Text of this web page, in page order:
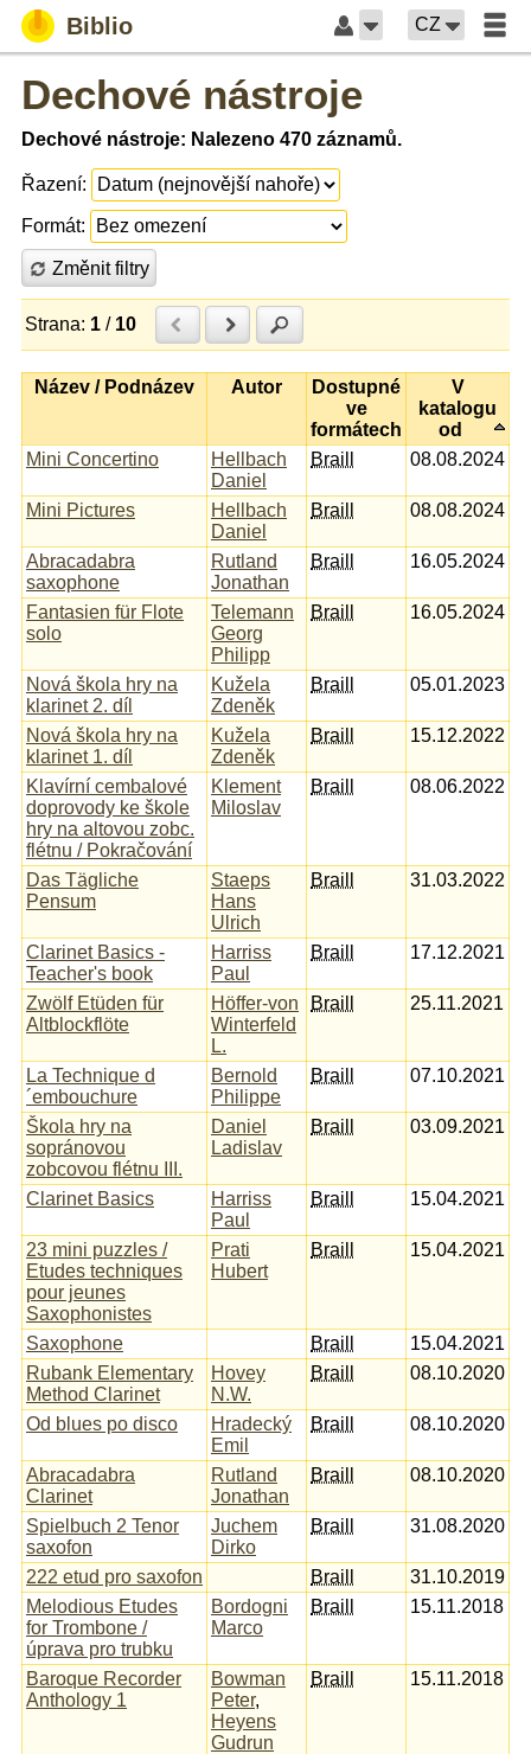
Biblio CZ
Dechové nástroje
Dechové nástroje: Nalezeno 470 záznamů.
Řazení:
Formát:
Změnit filtry
Strana: 1 / 10 Předchozí
Další
Název / Podnázev Autor
Dostupné
ve
formátech
V
katalogu
od
Mini Concertino
Hellbach
Daniel
Braill 08.08.2024
Mini Pictures
Hellbach
Daniel
Braill 08.08.2024
Abracadabra
saxophone
Rutland
Jonathan
Braill 16.05.2024
Fantasien für Flote
solo
Telemann
Georg
Philipp
Braill 16.05.2024
Nová škola hry na
klarinet 2. díl
Kužela
Zdeněk
Braill 05.01.2023
Nová škola hry na
klarinet 1. díl
Kužela
Zdeněk
Braill 15.12.2022
Klavírní cembalové
doprovody ke škole
hry na altovou zobc.
flétnu / Pokračování
Klement
Miloslav
Braill 08.06.2022
Das Tägliche
Pensum
Staeps
Hans
Ulrich
Braill 31.03.2022
Clarinet Basics -
Teacher's book
Harriss
Paul
Braill 17.12.2021
Zwölf Etüden für
Altblockflöte
Höffer-von
Winterfeld
L.
Braill 25.11.2021
La Technique d
´embouchure
Bernold
Philippe
Braill 07.10.2021
Škola hry na
sopránovou
zobcovou flétnu III.
Daniel
Ladislav
Braill 03.09.2021
Clarinet Basics
Harriss
Paul
Braill 15.04.2021
23 mini puzzles /
Etudes techniques
pour jeunes
Saxophonistes
Prati
Hubert
Braill 15.04.2021
Saxophone Braill
15.04.2021
Rubank Elementary
Method Clarinet
Hovey
N.W.
Braill 08.10.2020
Od blues po disco
Hradecký
Emil
Braill 08.10.2020
Abracadabra
Clarinet
Rutland
Jonathan
Braill 08.10.2020
Spielbuch 2 Tenor
saxofon
Juchem
Dirko
Braill 31.08.2020
222 etud pro saxofon Braill
31.10.2019
Melodious Etudes
for Trombone /
úprava pro trubku
Bordogni
Marco
Braill 15.11.2018
Baroque Recorder
Anthology 1
Bowman
Peter,
Heyens
Gudrun
Braill 15.11.2018